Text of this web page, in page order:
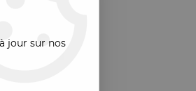
jour sur nos